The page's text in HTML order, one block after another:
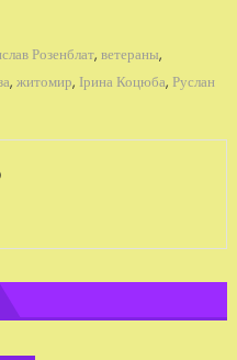
Розенблат, ветераны,
, житомир, Ірина Коцюба, Руслан